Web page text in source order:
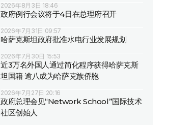
2026年8月3日 18:46
政府例行会议将于4日在总理府召开
2026年7月31日 09:57
哈萨克斯坦政府批准水电行业发展规划
2026年7月30日 15:53
近3万名外国人通过简化程序获得哈萨克斯
坦国籍 逾八成为哈萨克族侨胞
2026年7月27日 20:16
政府总理会见“Network School”国际技术
社区创始人